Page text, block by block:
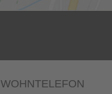
WOHNTELEFON